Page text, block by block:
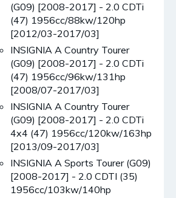
(G09) [2008-2017] - 2.0 CDTi
(47) 1956cc/88kw/120hp
[2012/03-2017/03]
INSIGNIA A Country Tourer
(G09) [2008-2017] - 2.0 CDTi
(47) 1956cc/96kw/131hp
[2008/07-2017/03]
INSIGNIA A Country Tourer
(G09) [2008-2017] - 2.0 CDTi
4x4 (47) 1956cc/120kw/163hp
[2013/09-2017/03]
INSIGNIA A Sports Tourer (G09)
[2008-2017] - 2.0 CDTI (35)
1956cc/103kw/140hp